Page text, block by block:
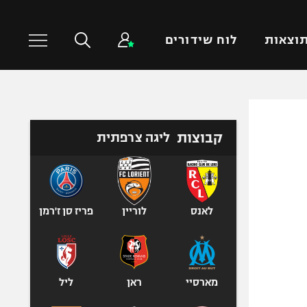
תוצאות לוח שידורים
טניס
כדוריד
כדורעף
שחייה
אגרוף
ספורט אולימפי
קבוצות ליגה צרפתית
לאנס לוריין פריז סן ז'רמן
מארסיי ראן ליל